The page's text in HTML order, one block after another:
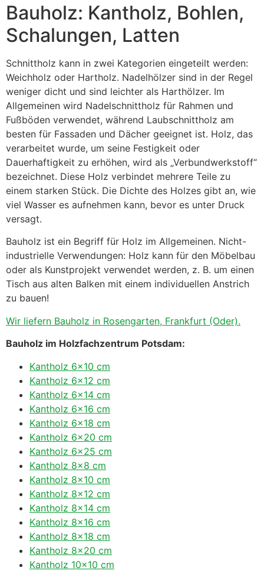
Bauholz: Kantholz, Bohlen,
Schalungen, Latten
Schnittholz kann in zwei Kategorien eingeteilt werden:
Weichholz oder Hartholz. Nadelhölzer sind in der Regel
weniger dicht und sind leichter als Harthölzer. Im
Allgemeinen wird Nadelschnittholz für Rahmen und
Fußböden verwendet, während Laubschnittholz am
besten für Fassaden und Dächer geeignet ist. Holz, das
verarbeitet wurde, um seine Festigkeit oder
Dauerhaftigkeit zu erhöhen, wird als „Verbundwerkstoff“
bezeichnet. Diese Holz verbindet mehrere Teile zu
einem starken Stück. Die Dichte des Holzes gibt an, wie
viel Wasser es aufnehmen kann, bevor es unter Druck
versagt.
Bauholz ist ein Begriff für Holz im Allgemeinen. Nicht-
industrielle Verwendungen: Holz kann für den Möbelbau
oder als Kunstprojekt verwendet werden, z. B. um einen
Tisch aus alten Balken mit einem individuellen Anstrich
zu bauen!
Wir liefern Bauholz in Rosengarten, Frankfurt (Oder).
Bauholz im Holzfachzentrum Potsdam:
Kantholz 6×10 cm
Kantholz 6×12 cm
Kantholz 6×14 cm
Kantholz 6×16 cm
Kantholz 6×18 cm
Kantholz 6×20 cm
Kantholz 6×25 cm
Kantholz 8×8 cm
Kantholz 8×10 cm
Kantholz 8×12 cm
Kantholz 8×14 cm
Kantholz 8×16 cm
Kantholz 8×18 cm
Kantholz 8×20 cm
Kantholz 10×10 cm